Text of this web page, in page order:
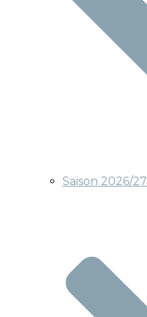
Saison 2026/27